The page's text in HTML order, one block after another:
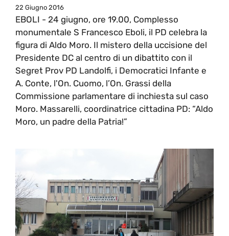
22 Giugno 2016
EBOLI - 24 giugno, ore 19.00, Complesso
monumentale S Francesco Eboli, il PD celebra la
figura di Aldo Moro. Il mistero della uccisione del
Presidente DC al centro di un dibattito con il
Segret Prov PD Landolfi, i Democratici Infante e
A. Conte, l'On. Cuomo, l’On. Grassi della
Commissione parlamentare di inchiesta sul caso
Moro. Massarelli, coordinatrice cittadina PD: “Aldo
Moro, un padre della Patria!”